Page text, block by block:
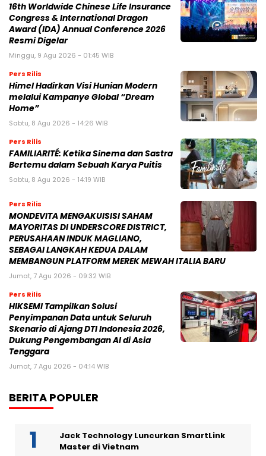
16th Worldwide Chinese Life Insurance
Congress & International Dragon
Award (IDA) Annual Conference 2026
Resmi Digelar
Minggu, 9 Agu 2026 - 01:45 WIB
Pers Rilis
Himel Hadirkan Visi Hunian Modern
melalui Kampanye Global “Dream
Home”
Sabtu, 8 Agu 2026 - 14:26 WIB
Pers Rilis
FAMILIARITÉ: Ketika Sinema dan Sastra
Bertemu dalam Sebuah Karya Puitis
Sabtu, 8 Agu 2026 - 14:19 WIB
Pers Rilis
MONDEVITA MENGAKUISISI SAHAM
MAYORITAS DI UNDERSCORE DISTRICT,
PERUSAHAAN INDUK MAGLIANO,
SEBAGAI LANGKAH KEDUA DALAM
MEMBANGUN PLATFORM MEREK MEWAH ITALIA BARU
Jumat, 7 Agu 2026 - 09:32 WIB
Pers Rilis
HIKSEMI Tampilkan Solusi
Penyimpanan Data untuk Seluruh
Skenario di Ajang DTI Indonesia 2026,
Dukung Pengembangan AI di Asia
Tenggara
Jumat, 7 Agu 2026 - 04:14 WIB
BERITA POPULER
Jack Technology Luncurkan SmartLink
Master di Vietnam